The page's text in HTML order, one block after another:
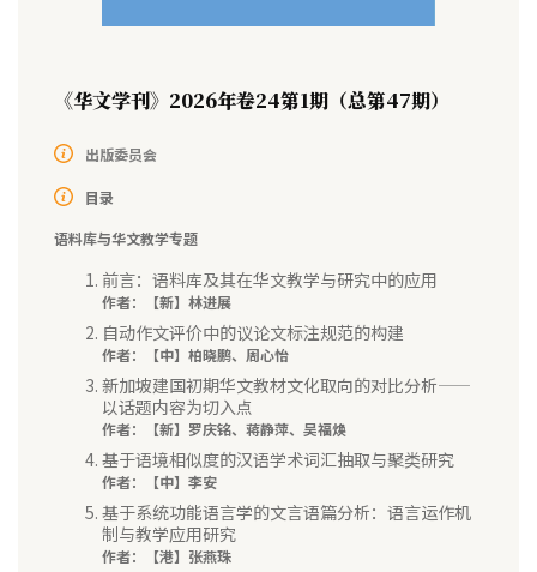
《华文学刊》2026年卷24第1期（总第47期）
出版委员会
目录
语料库与华文教学专题
前言：语料库及其在华文教学与研究中的应用
作者：【新】 林进展
自动作文评价中的议论文标注规范的构建
作者：【中】 柏晓鹏、周心怡
新加坡建国初期华文教材文化取向的对比分析——
以话题内容为切入点
作者：【新】 罗庆铭、 蒋静萍、吴福焕
基于语境相似度的汉语学术词汇抽取与聚类研究
作者：【中】 李安
基于系统功能语言学的文言语篇分析：语言运作机
制与教学应用研究
作者：【港】 张燕珠